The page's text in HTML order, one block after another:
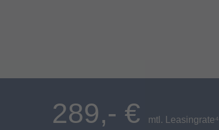
289,- € mtl. Leasingrate⁴